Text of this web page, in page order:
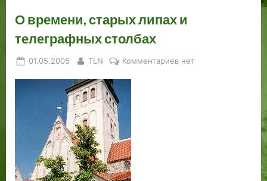
О времени, старых липах и
телеграфных столбах
Posted
01.05.2005 By
TLN Комментариевкнет